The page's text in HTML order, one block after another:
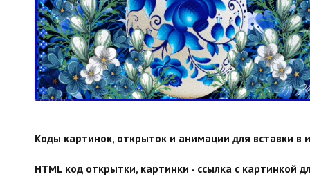
search">
Коды картинок, открыток и анимации для вставки в
HTML код открытки, картинки - ссылка с картинкой